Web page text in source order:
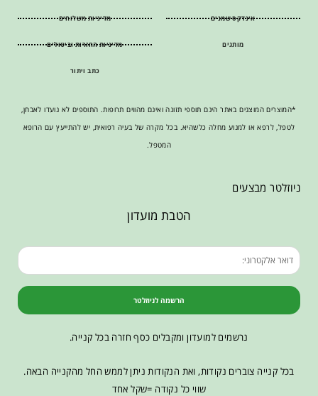
אינדקס שמנים
מותגים
מדיניות משלוחים
מדיניות החזרות וביטולים
כתב ויתור
*המוצרים המוצגים באתר הינם תוספי תזונה ואינם מהווים תרופות. התוספים לא נועדו לאבחן,
לטפל, לרפא או למנוע מחלה כלשהיא. בכל מקרה של בעיה רפואית, יש להתייעץ עם הרופא
המטפל.
ניוזלטר מבצעים
הטבת מועדון
הרשמה לניוזלטר
נרשמים למועדון ומקבלים כסף חזרה בכל קנייה.
בכל קנייה צוברים נקודות, ואת הנקודות ניתן לממש החל מהקנייה הבאה.
שווי כל נקודה =שקל אחד